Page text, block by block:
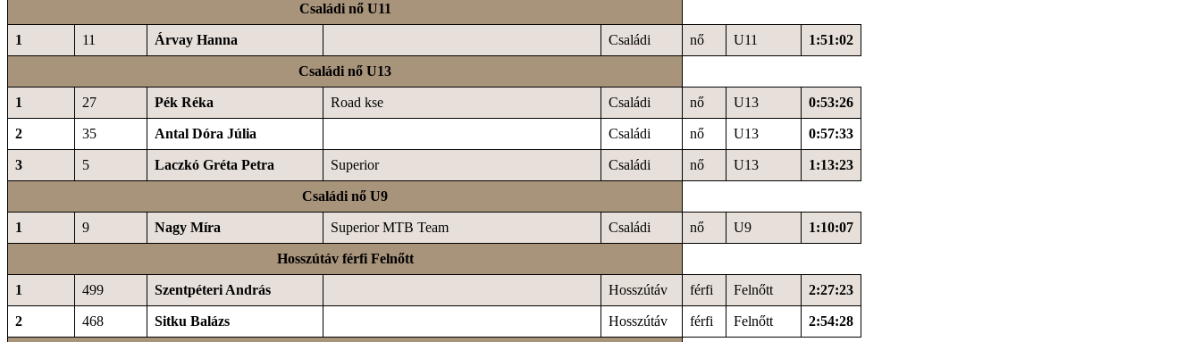
Családi nő U11
1 11 Árvay Hanna Családi nő U11 1:51:02
Családi nő U13
1 27 Pék Réka Road kse Családi nő U13 0:53:26
2 35 Antal Dóra Júlia Családi nő U13 0:57:33
3 5 Laczkó Gréta Petra Superior Családi nő U13 1:13:23
Családi nő U9
1 9 Nagy Míra Superior MTB Team Családi nő U9 1:10:07
Hosszútáv férfi Felnőtt
1 499 Szentpéteri András Hosszútáv férfi Felnőtt 2:27:23
2 468 Sitku Balázs Hosszútáv férfi Felnőtt 2:54:28